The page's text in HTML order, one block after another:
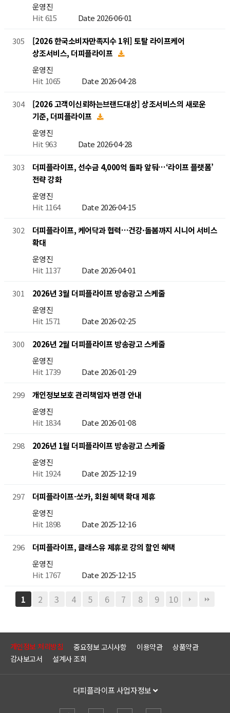
운영진
Hit 615 Date 2026-06-01
305
[2026 한국소비자만족지수 1위] 토탈 라이프케어
상조서비스, 더피플라이프
운영진
Hit 1065 Date 2026-04-28
304
[2026 고객이신뢰하는브랜드대상] 상조서비스의 새로운
기준, 더피플라이프
운영진
Hit 963 Date 2026-04-28
303
더피플라이프, 선수금 4,000억 돌파 앞둬…‘라이프 플랫폼’
전략 강화
운영진
Hit 1164 Date 2026-04-15
302
더피플라이프, 케어닥과 협력…건강·돌봄까지 시니어 서비스
확대
운영진
Hit 1137 Date 2026-04-01
301
2026년 3월 더피플라이프 방송광고 스케줄
운영진
Hit 1571 Date 2026-02-25
300
2026년 2월 더피플라이프 방송광고 스케줄
운영진
Hit 1739 Date 2026-01-29
299
개인정보보호 관리책임자 변경 안내
운영진
Hit 1834 Date 2026-01-08
298
2026년 1월 더피플라이프 방송광고 스케줄
운영진
Hit 1924 Date 2025-12-19
297
더피플라이프-쏘카, 회원 혜택 확대 제휴
운영진
Hit 1898 Date 2025-12-16
296
더피플라이프, 클래스유 제휴로 강의 할인 혜택
운영진
Hit 1767 Date 2025-12-15
1 2 3 4 5 6 7 8 9 10
개인정보 처리방침 중요정보 고시사항 이용약관
상품약관
감사보고서
설계사 조회
더피플라이프 사업자정보